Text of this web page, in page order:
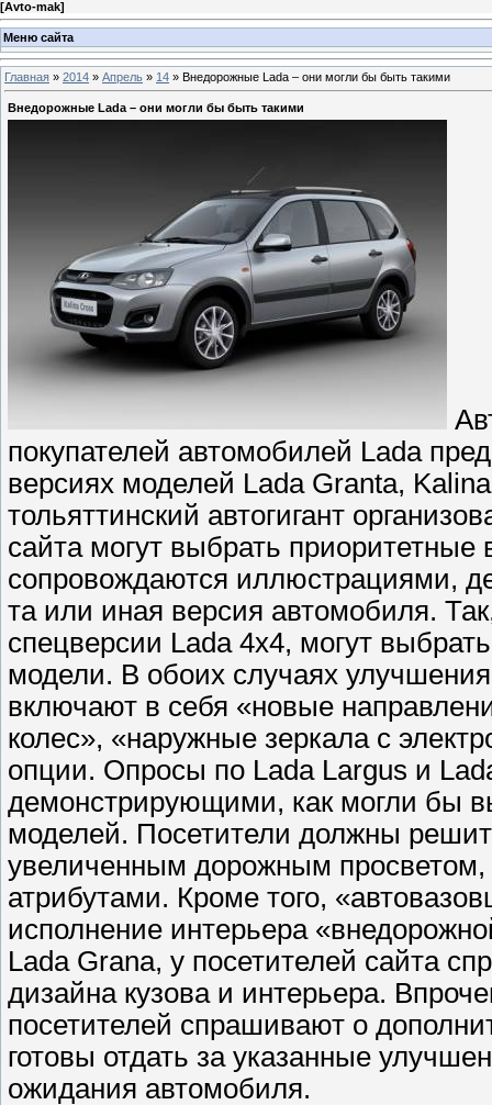
[Avto-mak]
Меню сайта
Главная » 2014 » Апрель » 14 » Внедорожные Lada – они могли бы быть такими
Внедорожные Lada – они могли бы быть такими
покупателей автомобилей Lada
версиях моделей Lada Granta,
тольяттинский автогигант
сайта могут выбрать
сопровождаются иллюстрациями,
та или иная версия автомобиля.
спецверсии Lada 4x4, могут
модели. В обоих случаях
включают в себя «новые
колес», «наружные зеркала с
опции. Опросы по Lada Largus и
демонстрирующими, как могли бы
моделей. Посетители должны
увеличенным дорожным
атрибутами. Кроме того,
исполнение интерьера
Lada Grana, у посетителей сайта
дизайна кузова и интерьера.
посетителей спрашивают о
готовы отдать за указанные
ожидания автомобиля.